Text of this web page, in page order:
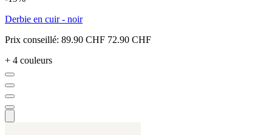
Derbie en cuir - noir
Prix conseillé: 89.90 CHF 72.90 CHF
+ 4 couleurs